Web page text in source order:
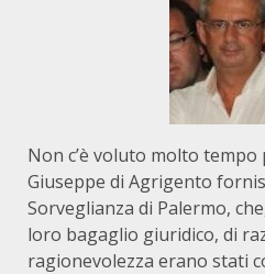
Non c’è voluto molto tempo
Giuseppe di Agrigento
Sorveglianza di Palermo,
loro bagaglio giuridico, di
ragionevolezza erano stati